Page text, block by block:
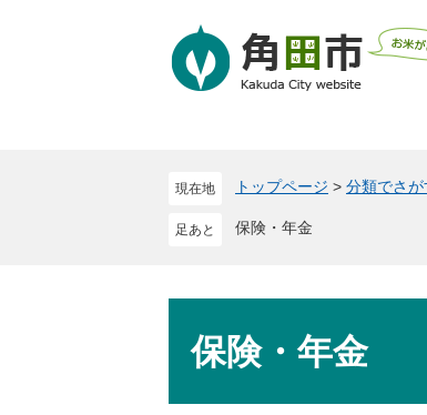
現在地 トップページ > 分類でさが
保険・年金
保険・年金